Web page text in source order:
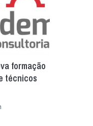
formação
técnicos